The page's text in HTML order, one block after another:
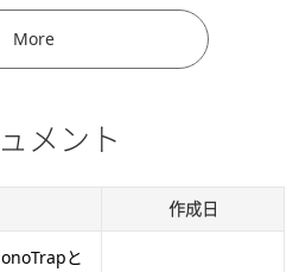
More
メント
作成日
と